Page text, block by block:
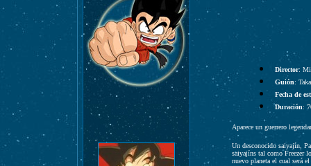
Director:
Guión:
Fecha de
Duración:
Aparece un guerrero
Un desconocido saiyajín,
saiyajíns tal como Freezer
nuevo planeta el cual será